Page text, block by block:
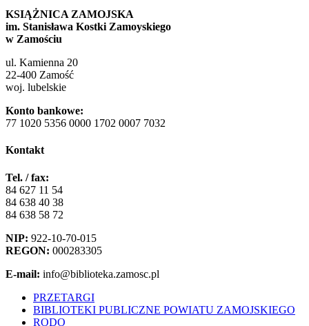
KSIĄŻNICA ZAMOJSKA
im. Stanisława Kostki Zamoyskiego
w Zamościu
ul. Kamienna 20
22-400 Zamość
woj. lubelskie
Konto bankowe:
77 1020 5356 0000 1702 0007 7032
Kontakt
Tel. / fax:
84 627 11 54
84 638 40 38
84 638 58 72
NIP: 922-10-70-015
REGON: 000283305
E-mail: info@biblioteka.zamosc.pl
PRZETARGI
BIBLIOTEKI PUBLICZNE POWIATU ZAMOJSKIEGO
RODO